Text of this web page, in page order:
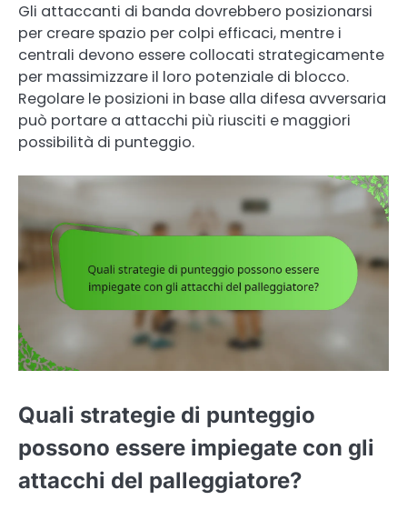
Gli attaccanti di banda dovrebbero posizionarsi
per creare spazio per colpi efficaci, mentre i
centrali devono essere collocati strategicamente
per massimizzare il loro potenziale di blocco.
Regolare le posizioni in base alla difesa avversaria
può portare a attacchi più riusciti e maggiori
possibilità di punteggio.
Quali strategie di punteggio
possono essere impiegate con gli
attacchi del palleggiatore?